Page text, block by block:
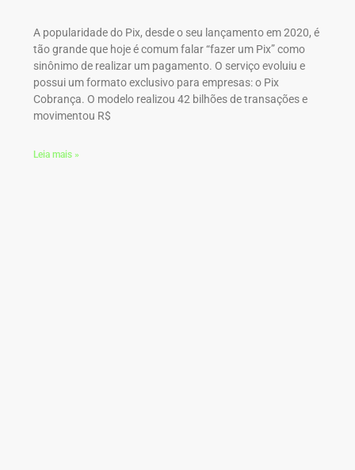
A popularidade do Pix, desde o seu lançamento em 2020, é
tão grande que hoje é comum falar “fazer um Pix” como
sinônimo de realizar um pagamento. O serviço evoluiu e
possui um formato exclusivo para empresas: o Pix
Cobrança. O modelo realizou 42 bilhões de transações e
movimentou R$
Leia mais »